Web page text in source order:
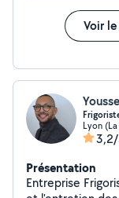
Voir
Lyon
Présentation
Entreprise